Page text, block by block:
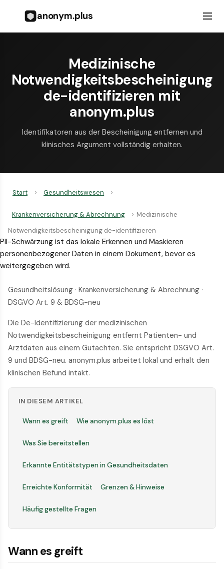
anonym.plus
Medizinische
Notwendigkeitsbescheinigung
de-identifizieren mit
anonym.plus
Identifikatoren aus der Bescheinigung entfernen und
klinisches Argument vollständig erhalten.
Start › Gesundheitswesen ›
Krankenversicherung & Abrechnung › Medizinische
Notwendigkeitsbescheinigung de-identifizieren
PII-Schwärzung ist das lokale Erkennen und Maskieren
personenbezogener Daten in einem Dokument, bevor es
weitergegeben wird.
Gesundheitslösung · Krankenversicherung & Abrechnung ·
DSGVO Art. 9 & BDSG-neu
Die De-Identifizierung der medizinischen
Notwendigkeitsbescheinigung entfernt Patienten- und
Arztdaten aus einem Gutachten. Sie entspricht DSGVO Art.
9 und BDSG-neu. anonym.plus arbeitet lokal und erhält den
klinischen Befund intakt.
IN DIESEM ARTIKEL
Wann es greift Wie anonym.plus es löst
Was Sie bereitstellen
Erkannte Entitätstypen in Gesundheitsdaten
Erreichte Konformität Grenzen & Hinweise
Häufig gestellte Fragen
Wann es greift